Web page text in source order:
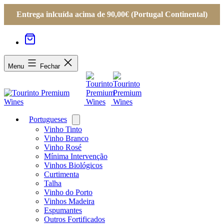
Entrega inlcuída acima de 90,00€ (Portugal Continental)
Menu Fechar
Portugueses
menu
Vinho Tinto
Vinho Branco
Vinho Rosé
Mínima Intervenção
Vinhos Biológicos
Curtimenta
Talha
Vinho do Porto
Vinhos Madeira
Espumantes
Outros Fortificados